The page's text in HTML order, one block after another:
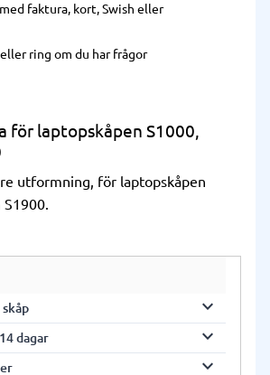
faktura, kort, Swish eller
ellerring om du har frågor
för laptopskåpen S1000,
utformning, för laptopskåpen
S1900.
keyboard_arrow_down
på alla våra skåp. Frakten
till gatuadress (ej inbärning).
dagar keyboard_arrow_down
dagars öppet köp på alla våra
keyboard_arrow_down